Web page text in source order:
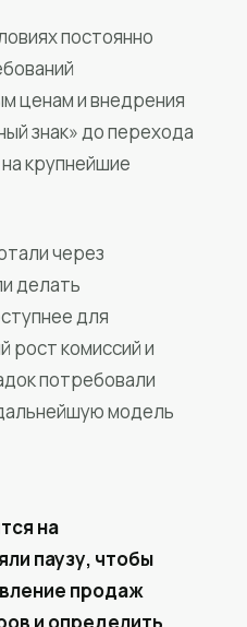
постоянно
ценам и внедрения
знак» до перехода
крупнейшие
через
делать
для
рост комиссий и
потребовали
модель
на
паузу, чтобы
продаж